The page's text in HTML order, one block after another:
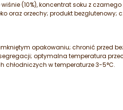
(10%), koncentrat soku z
oraz orzechy; produkt bezglutenowy;
opakowaniu; chronić przed
optymalna temperatura
chłodniczych w temperaturze 3-5°C.